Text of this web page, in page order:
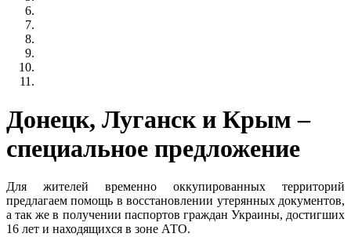
Донецк, Луганск и Крым –
специальное предложение
Для жителей временно оккупированных территорий
предлагаем помощь в восстановлении утерянных документов,
а так же в получении паспортов граждан Украины, достигших
16 лет и находящихся в зоне АТО.